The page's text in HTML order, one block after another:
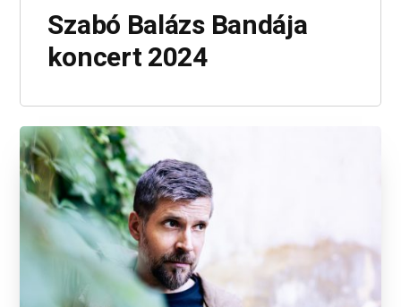
Szabó Balázs Bandája
koncert 2024